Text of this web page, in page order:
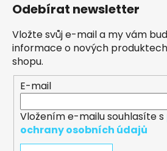
Odebírat newsletter
Vložte svůj e-mail a my vám
informace o nových
shopu.
E-mail
Vložením e-mailu souhlasíte s
ochrany osobních údajů